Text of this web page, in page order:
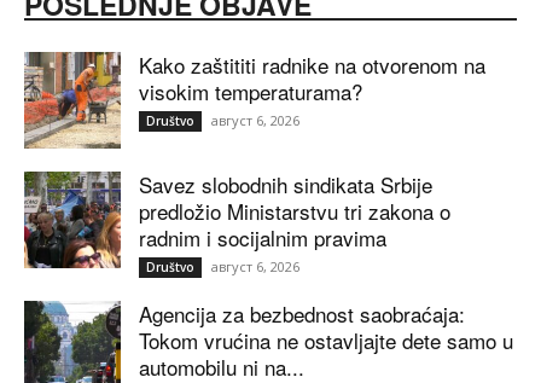
Kako zaštititi radnike na otvorenom na
visokim temperaturama?
Društvo август 6, 2026
Savez slobodnih sindikata Srbije
predložio Ministarstvu tri zakona o
radnim i socijalnim pravima
Društvo август 6, 2026
Agencija za bezbednost saobraćaja:
Tokom vrućina ne ostavljajte dete samo u
automobilu ni na...